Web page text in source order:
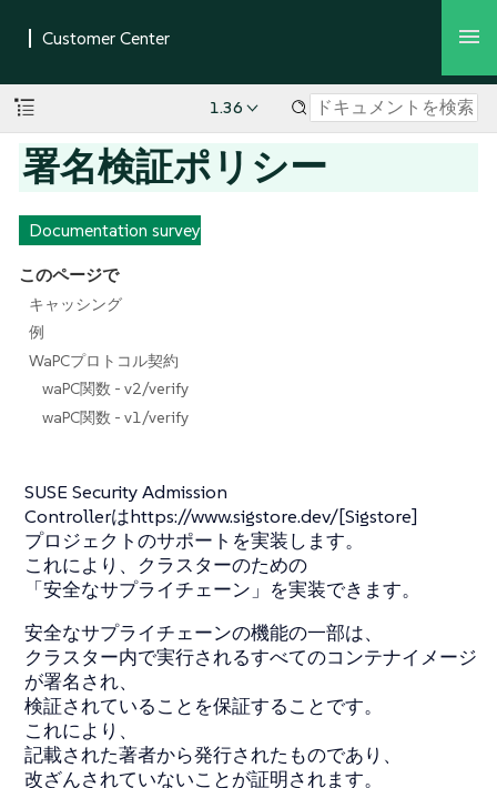
1.36
署名検証ポリシー
Documentation survey
このページで
キャッシング
例
WaPCプロトコル契約
waPC関数 - v2/verify
waPC関数 - v1/verify
SUSE Security Admission
Controllerはhttps://www.sigstore.dev/[Sigstore]
プロジェクトのサポートを実装します。
これにより、クラスターのための
「安全なサプライチェーン」を実装できます。
安全なサプライチェーンの機能の一部は、
クラスター内で実行されるすべてのコンテナイメージ
が署名され、
検証されていることを保証することです。
これにより、
記載された著者から発行されたものであり、
改ざんされていないことが証明されます。